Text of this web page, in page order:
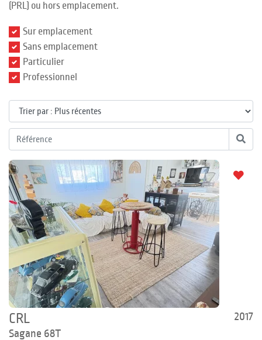
(PRL) ou hors emplacement.
Sur emplacement
Sans emplacement
Particulier
Professionnel
2017
CRL
Sagane 68T